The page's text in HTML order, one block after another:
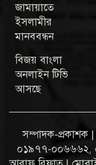
জামায়াতে
ইসলামীর
মানববন্ধন
বিজয় বাংলা
অনলাইন টিভি
আসছে
সম্পাদক-প্রকাশক
০১৯৭৭-০০৬৬৬২,